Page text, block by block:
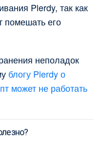
Plerdy, так как
помешать его
неполадок
блогу Plerdy о
может не работать